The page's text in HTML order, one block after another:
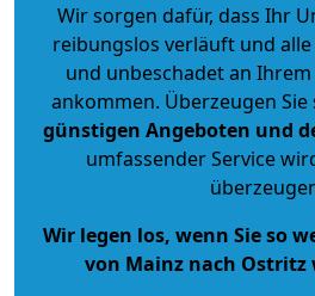
Wir sorgen dafür, dass Ihr
reibungslos verläuft und
und unbeschadet an
ankommen. Überzeugen Sie
günstigen Angeboten und
umfassender Service
Wir legen los, wenn Sie so
von Mainz nach Ostritz